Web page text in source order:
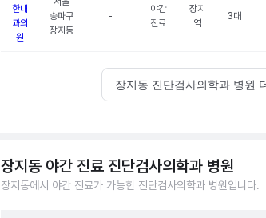
한내
과의
원
송파구
장지동
-
야간
진료
장지
역
3대
장지동 진단검사의학과 병원
장지동 야간 진료 진단검사의학과 병원
장지동에서 야간 진료가 가능한 진단검사의학과 병원입니다.